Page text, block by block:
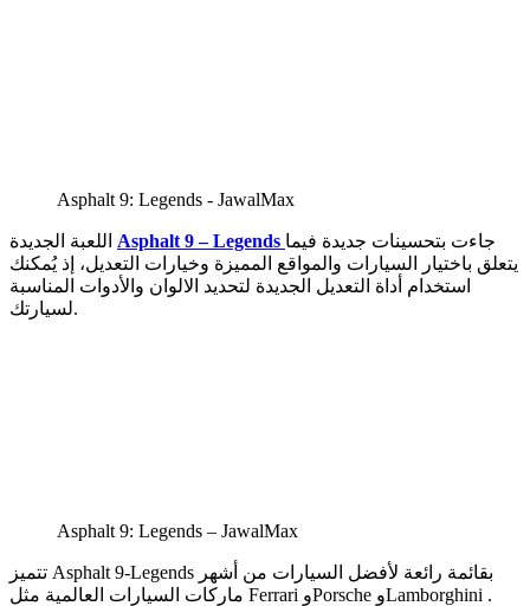
Asphalt 9: Legends - JawalMax
Asphalt 9 – Legends جاءت بتحسينات جديدة فيما
يتعلق باختيار السيارات والمواقع المميزة وخيارات التعديل، إذ يُمكنك
استخدام أداة التعديل الجديدة لتحديد الالوان والأدوات المناسبة
لسيارتك.
Asphalt 9: Legends – JawalMax
تتميز Asphalt 9-Legends بقائمة رائعة لأفضل السيارات من أشهر
ماركات السيارات العالمية مثل Ferrari وPorsche وLamborghini .